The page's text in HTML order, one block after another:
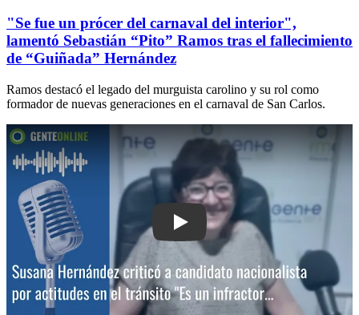
"Se fue un prócer del carnaval del interior",
lamentó Sebastián “Pito” Ramos tras el fallecimiento
de “Guiñada” Hernández
Ramos destacó el legado del murguista carolino y su rol como
formador de nuevas generaciones en el carnaval de San Carlos.
Play: Susana Hernández criticó a